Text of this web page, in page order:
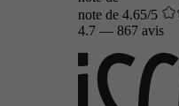
note de 4.65/5
4.7 — 867 avis